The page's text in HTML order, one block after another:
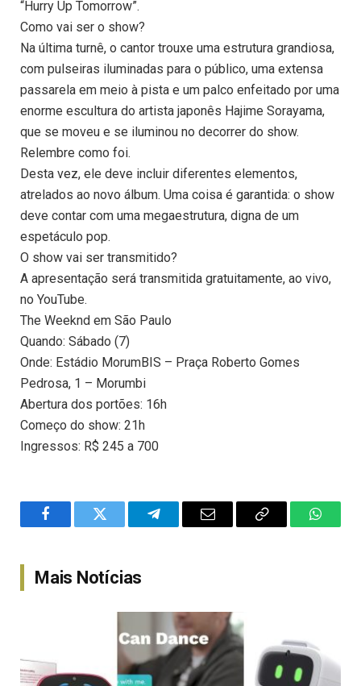
“Hurry Up Tomorrow”.
Como vai ser o show?
Na última turnê, o cantor trouxe uma estrutura grandiosa,
com pulseiras iluminadas para o público, uma extensa
passarela em meio à pista e um palco enfeitado por uma
enorme escultura do artista japonês Hajime Sorayama,
que se moveu e se iluminou no decorrer do show.
Relembre como foi.
Desta vez, ele deve incluir diferentes elementos,
atrelados ao novo álbum. Uma coisa é garantida: o show
deve contar com uma megaestrutura, digna de um
espetáculo pop.
O show vai ser transmitido?
A apresentação será transmitida gratuitamente, ao vivo,
no YouTube.
The Weeknd em São Paulo
Quando: Sábado (7)
Onde: Estádio MorumBIS – Praça Roberto Gomes
Pedrosa, 1 – Morumbi
Abertura dos portões: 16h
Começo do show: 21h
Ingressos: R$ 245 a 700
FacebookTwitter TelegramEmail
Copy
Mais Notícias